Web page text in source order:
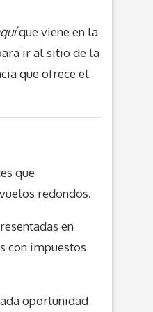
que viene en la
ir al sitio de la
que ofrece el
que
redondos.
en
con impuestos
oportunidad